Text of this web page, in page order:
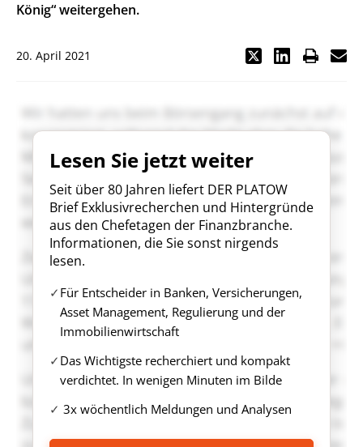
König“ weitergehen.
20. April 2021
Lesen Sie jetzt weiter
Seit über 80 Jahren liefert DER PLATOW
Brief Exklusivrecherchen und Hintergründe
aus den Chefetagen der Finanzbranche.
Informationen, die Sie sonst nirgends
lesen.
Für Entscheider in Banken, Versicherungen,
Asset Management, Regulierung und der
Immobilienwirtschaft
Das Wichtigste recherchiert und kompakt
verdichtet. In wenigen Minuten im Bilde
3x wöchentlich Meldungen und Analysen